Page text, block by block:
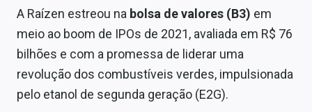
A Raízen estreou na bolsa de valores (B3) em
meio ao boom de IPOs de 2021, avaliada em R$ 76
bilhões e com a promessa de liderar uma
revolução dos combustíveis verdes, impulsionada
pelo etanol de segunda geração (E2G).